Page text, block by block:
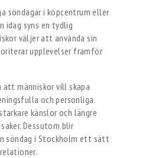
söndagar i köpcentrum eller
idag syns en tydlig
väljer att använda sin
upplevelser framför
att människor vill skapa
och personliga.
känslor och längre
Dessutom blir
söndag i Stockholm ett sätt